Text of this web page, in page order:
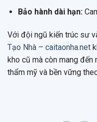
Bảo hành dài hạn:
Với đội ngũ kiến trúc sư
Tạo Nhà – caitaonha.net
kho cũ mà còn mang đến
thẩm mỹ và bền vững